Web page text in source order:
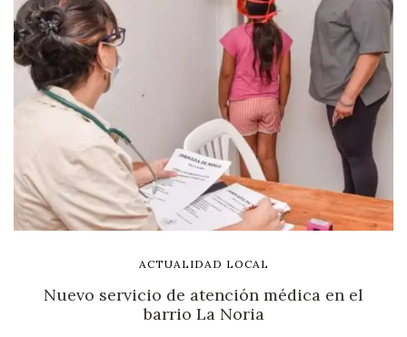
ACTUALIDAD LOCAL
Nuevo servicio de atención médica en el
barrio La Noria